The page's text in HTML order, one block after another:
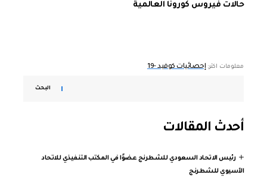
حالات فيروس كورونا العالمية
معلومات اكثر:إحصائيات كوفيد -19
البحث
أحدث المقالات
رئيس الاتحاد السعودي للشطرنج عضوًا في المكتب التنفيذي للاتحاد
الآسيوي للشطرنج